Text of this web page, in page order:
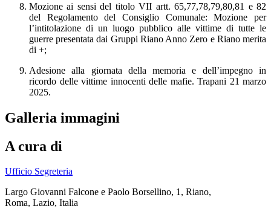
Mozione ai sensi del titolo VII artt. 65,77,78,79,80,81 e 82
del Regolamento del Consiglio Comunale: Mozione per
l’intitolazione di un luogo pubblico alle vittime di tutte le
guerrepresentata dai Gruppi Riano Anno Zero e Riano merita
di +;
Adesione alla giornata della memoria e dell’impegno in
ricordo delle vittime innocenti delle mafie. Trapani 21 marzo
2025.
Galleria immagini
A cura di
Ufficio Segreteria
Largo Giovanni Falcone e Paolo Borsellino, 1, Riano,
Roma, Lazio, Italia